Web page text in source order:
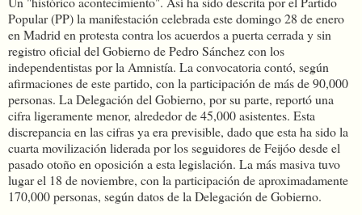
Popular (PP) la manifestación celebrada este domingo 28 de enero
en Madrid en protesta contra los acuerdos a puerta cerrada y sin
registro oficial del Gobierno de Pedro Sánchez con los
independentistas por la Amnistía. La convocatoria contó, según
afirmaciones de este partido, con la participación de más de 90,000
personas. La Delegación del Gobierno, por su parte, reportó una
cifra ligeramente menor, alrededor de 45,000 asistentes. Esta
discrepancia en las cifras ya era previsible, dado que esta ha sido la
cuarta movilización liderada por los seguidores de Feijóo desde el
pasado otoño en oposición a esta legislación. La más masiva tuvo
lugar el 18 de noviembre, con la participación de aproximadamente
170,000 personas, según datos de la Delegación de Gobierno.